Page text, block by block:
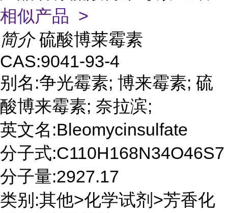
相似产品 >
简介 硫酸博莱霉素
CAS:9041-93-4
别名:争光霉素; 博来霉素; 硫
酸博来霉素; 奈拉滨;
英文名:Bleomycinsulfate
分子式:C110H168N34O46S7
分子量:2927.17
类别:其他>化学试剂>芳香化